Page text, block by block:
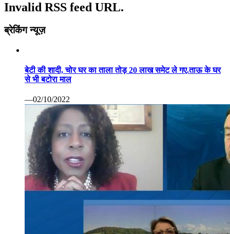
Invalid RSS feed URL.
ब्रेकिंग न्यूज़
बेटी की शादी, चोर घर का ताला तोड़ 20 लाख समेट ले गए.ताऊ के घर
से भी बटोरा माल
—02/10/2022